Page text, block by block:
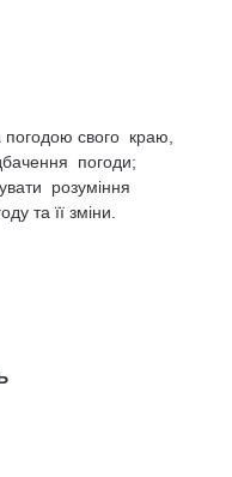
погодою свого краю,
погоди;
розуміння
та її зміни.